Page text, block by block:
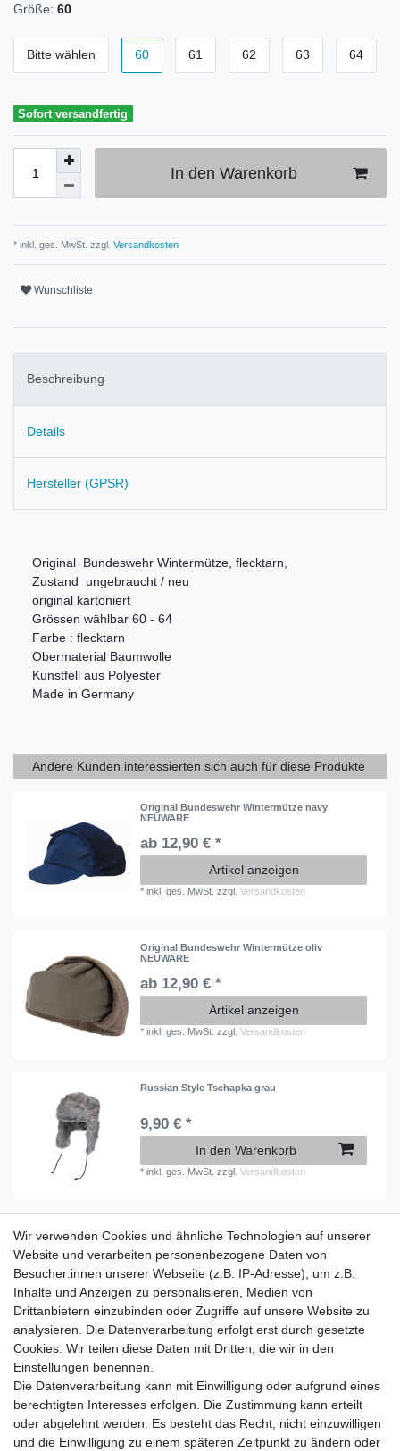
Größe: 60
Bitte wählen 60 61 62 63 64
Sofort versandfertig
In den Warenkorb
* inkl. ges. MwSt. zzgl. Versandkosten
Wunschliste
Beschreibung
Details
Hersteller (GPSR)
Original Bundeswehr Wintermütze, flecktarn,
Zustand ungebraucht / neu
original kartoniert
Grössen wählbar 60 - 64
Farbe : flecktarn
Obermaterial Baumwolle
Kunstfell aus Polyester
Made in Germany
Andere Kunden interessierten sich auch für diese Produkte
Original Bundeswehr Wintermütze navy
NEUWARE
ab 12,90 € *
Artikel anzeigen
*inkl. ges. MwSt. zzgl.Versandkosten
Original Bundeswehr Wintermütze oliv
NEUWARE
ab 12,90 € *
Artikel anzeigen
*inkl. ges. MwSt. zzgl.Versandkosten
Russian Style Tschapka grau
9,90 € *
In den Warenkorb
*inkl. ges. MwSt. zzgl.Versandkosten
Information
Versand mit DHL weltweit
Kostenloser Versand ab 40 €
Lieferung an Paketstation
14 Tage Rückgaberecht
Wichtiges
Datenschutz
Impressum
Kontakt
AGB
Wir verwenden Cookies und ähnliche Technologien auf unserer
Website und verarbeiten personenbezogene Daten von
Besucher:innen unserer Webseite (z.B. IP-Adresse), um z.B.
Inhalte und Anzeigen zu personalisieren, Medien von
Drittanbietern einzubinden oder Zugriffe auf unsere Website zu
analysieren. Die Datenverarbeitung erfolgt erst durch gesetzte
Cookies. Wir teilen diese Daten mit Dritten, die wir in den
Einstellungen benennen.
Die Datenverarbeitung kann mit Einwilligung oder aufgrund eines
berechtigten Interesses erfolgen. Die Zustimmung kann erteilt
oder abgelehnt werden. Es besteht das Recht, nicht einzuwilligen
und die Einwilligung zu einem späteren Zeitpunkt zu ändern oder